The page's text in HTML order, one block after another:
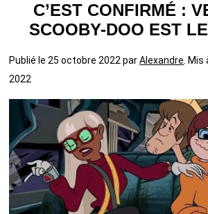
C’EST CONFIRMÉ :
SCOOBY-DOO EST
Publié le 25 octobre 2022parAlexandre .
2022